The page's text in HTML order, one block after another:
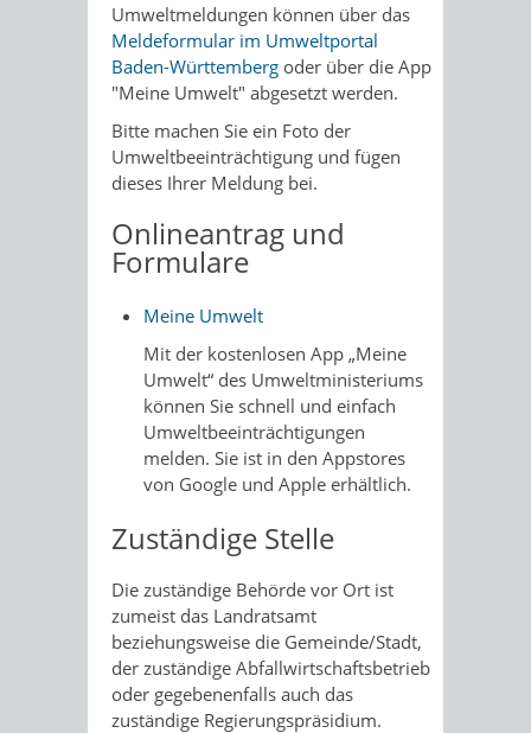
Umweltmeldungen können über das
Meldeformular im Umweltportal
Baden-Württemberg oder über die App
"Meine Umwelt" abgesetzt werden.
Bitte machen Sie ein Foto der
Umweltbeeinträchtigung und fügen
dieses Ihrer Meldung bei.
Onlineantrag und
Formulare
Meine Umwelt
Mit der kostenlosen App „Meine
Umwelt“ des Umweltministeriums
können Sie schnell und einfach
Umweltbeeinträchtigungen
melden. Sie ist in den Appstores
von Google und Apple erhältlich.
Zuständige Stelle
Die zuständige Behörde vor Ort ist
zumeist das Landratsamt
beziehungsweise die Gemeinde/Stadt,
der zuständige Abfallwirtschaftsbetrieb
oder gegebenenfalls auch das
zuständige Regierungspräsidium.